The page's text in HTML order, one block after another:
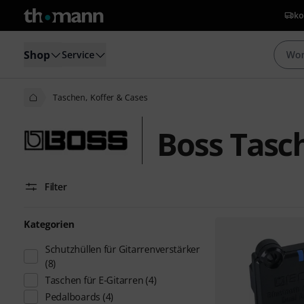
Shop Service
Taschen, Koffer & Cases
Boss
Filter
Kategorien
Schutzhüllen für Gitarrenverstärker
(8)
Taschen für E-Gitarren (4)
Pedalboards (4)